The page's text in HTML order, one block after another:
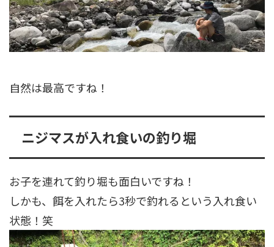
自然は最高ですね！
ニジマスが入れ食いの釣り堀
お子を連れて釣り堀も面白いですね！
しかも、餌を入れたら3秒で釣れるという入れ食い
状態！笑